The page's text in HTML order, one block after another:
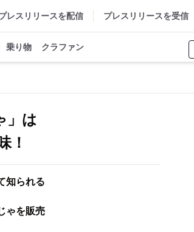
レスリリースを配信 プレスリリースを受信
乗り物 クラファン
」は
！
知られる
ゃを販売